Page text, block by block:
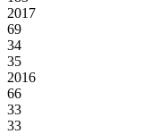
2017
69
34
35
2016
66
33
33